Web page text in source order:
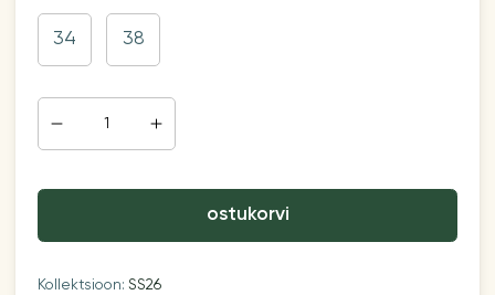
34 38
ostukorvi
Kollektsioon:SS26